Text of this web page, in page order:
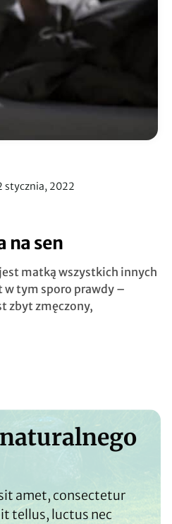
stycznia, 2022
na sen
matką wszystkich innych
w tym sporo prawdy –
zbyt zmęczony,
naturalnego
amet, consectetur
tellus, luctus nec